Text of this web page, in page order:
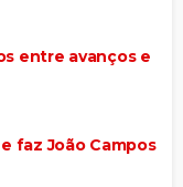
entre avanços e
faz João Campos